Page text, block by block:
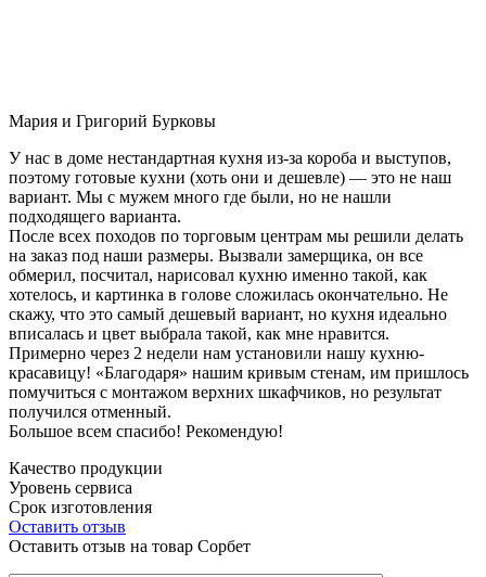
Мария и Григорий Бурковы
У нас в доме нестандартная кухня из-за короба и выступов,
поэтому готовые кухни (хоть они и дешевле) — это не наш
вариант. Мы с мужем много где были, но не нашли
подходящего варианта.
После всех походов по торговым центрам мы решили делать
на заказ под наши размеры. Вызвали замерщика, он все
обмерил, посчитал, нарисовал кухню именно такой, как
хотелось, и картинка в голове сложилась окончательно. Не
скажу, что это самый дешевый вариант, но кухня идеально
вписалась и цвет выбрала такой, как мне нравится.
Примерно через 2 недели нам установили нашу кухню-
красавицу! «Благодаря» нашим кривым стенам, им пришлось
помучиться с монтажом верхних шкафчиков, но результат
получился отменный.
Большое всем спасибо! Рекомендую!
Качество продукции
Уровень сервиса
Срок изготовления
Оставить отзыв
Оставить отзыв на товар Сорбет